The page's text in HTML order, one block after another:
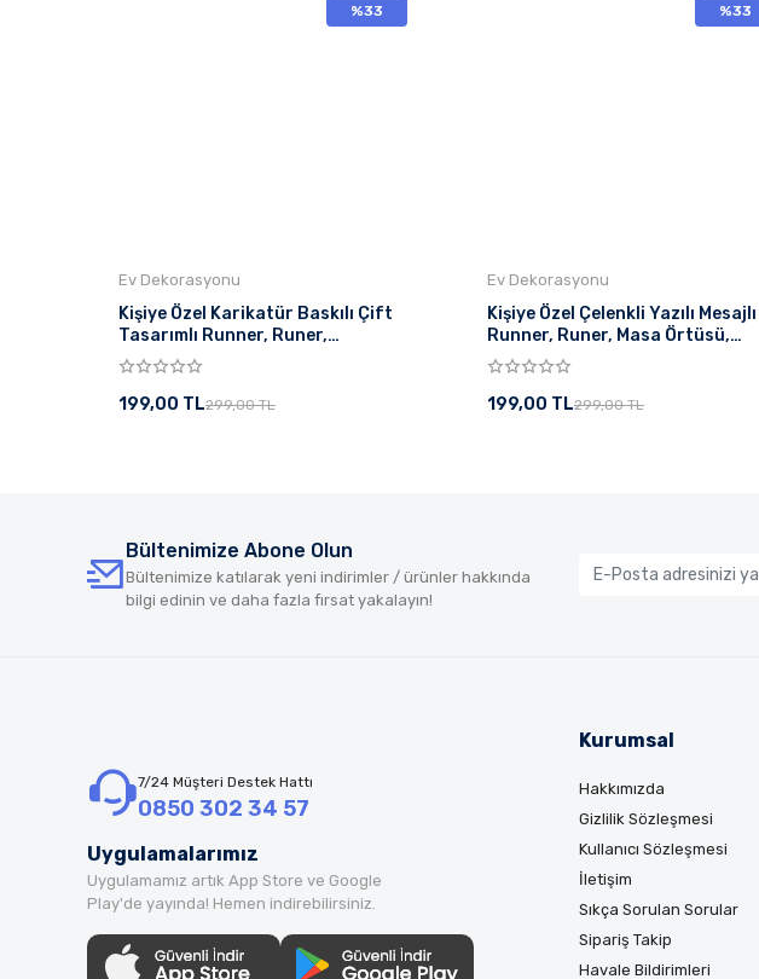
%33
Ev Dekorasyonu
Kişiye Özel Karikatür Baskılı Çift
Tasarımlı Runner, Runer,
Sofranıza Zarafet , Masa Örtüsü
199,00 TL299,00 TL
%33
Ev Dekorasyonu
Kişiye Özel Çelenkli Yazılı Mesajlı
Runner, Runer, Masa Örtüsü,
Sofranıza Zarafet Katın Runner,
199,00 TL299,00 TL
Bültenimize Abone Olun
Bültenimize katılarak yeni indirimler / ürünler hakkında
bilgi edinin ve daha fazla fırsat yakalayın!
7/24 Müşteri Destek Hattı
0850 302 34 57
Uygulamalarımız
Uygulamamız artık App Store ve Google
Play'de yayında! Hemen indirebilirsiniz.
Kurumsal
Hakkımızda
Gizlilik Sözleşmesi
Kullanıcı Sözleşmesi
İletişim
Sıkça Sorulan Sorular
Sipariş Takip
Havale Bildirimleri